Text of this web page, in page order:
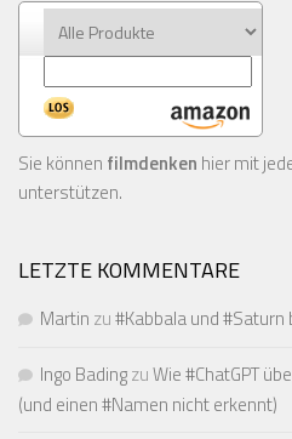
Sie können filmdenken hier mit
unterstützen.
LETZTE KOMMENTARE
Martin zu#Kabbala und
Ingo BadingzuWie #ChatGPT
(und einen #Namen nicht erkennt)